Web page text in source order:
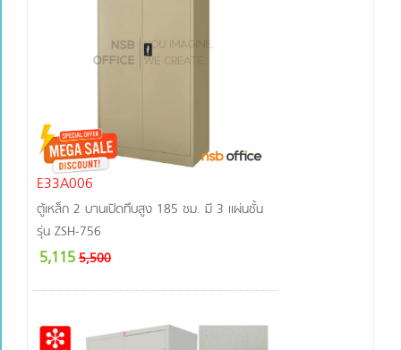
E33A006
ตู้เหล็ก 2 บานเปิดทึบสูง 185 ซม. มี 3 แผ่นชั้น
รุ่น ZSH-756
5,1155,500